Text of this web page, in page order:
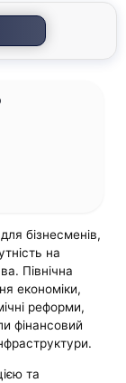
бізнесменів,
на
Північна
економіки,
реформи,
фінансовий
та